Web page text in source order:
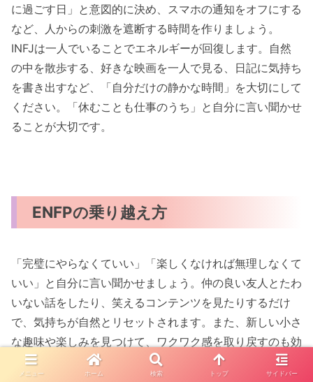
に過ごす日」と意図的に決め、スマホの通知をオフにする
など、人からの刺激を遮断する時間を作りましょう。
INFJは一人でいることでエネルギーが回復します。自然
の中を散歩する、好きな映画を一人で見る、日記に気持ち
を書き出すなど、「自分だけの静かな時間」を大切にして
ください。「休むことも仕事のうち」と自分に言い聞かせ
ることが大切です。
ENFPの乗り越え方
「完璧にやらなくていい」「楽しくなければ無理しなくて
いい」と自分に言い聞かせましょう。仲の良い友人とたわ
いない話をしたり、笑えるコンテンツを見たりするだけ
で、気持ちが自然とリセットされます。また、新しい小さ
な趣味や楽しみを見つけて、ワクワク感を取り戻すのも効
果的です。SNSで他人と比べることをやめて、「今の自
メニュー ホーム 検索 トップ サイドバー